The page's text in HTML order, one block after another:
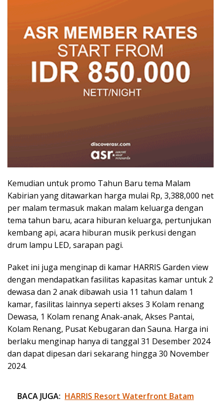
Kemudian untuk promo Tahun Baru tema Malam
Kabirian yang ditawarkan harga mulai Rp, 3,388,000 net
per malam termasuk makan malam keluarga dengan
tema tahun baru, acara hiburan keluarga, pertunjukan
kembang api, acara hiburan musik perkusi dengan
drum lampu LED, sarapan pagi.
Paket ini juga menginap di kamar HARRIS Garden view
dengan mendapatkan fasilitas kapasitas kamar untuk 2
dewasa dan 2 anak dibawah usia 11 tahun dalam 1
kamar, fasilitas lainnya seperti akses 3 Kolam renang
Dewasa, 1 Kolam renang Anak-anak, Akses Pantai,
Kolam Renang, Pusat Kebugaran dan Sauna. Harga ini
berlaku menginap hanya di tanggal 31 Desember 2024
dan dapat dipesan dari sekarang hingga 30 November
2024.
BACA JUGA: HARRIS Resort Waterfront Batam